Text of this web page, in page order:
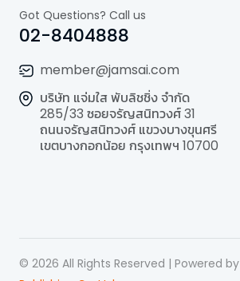
Got Questions? Call us
02-8404888
member@jamsai.com
บริษัท แจ่มใส พับลิชชิ่ง จำกัด
285/33 ซอยจรัญสนิทวงศ์ 31
ถนนจรัญสนิทวงศ์ แขวงบางขุนศรี
เขตบางกอกน้อย กรุงเทพฯ 10700
© 2026 All Rights Reserved | Powered by